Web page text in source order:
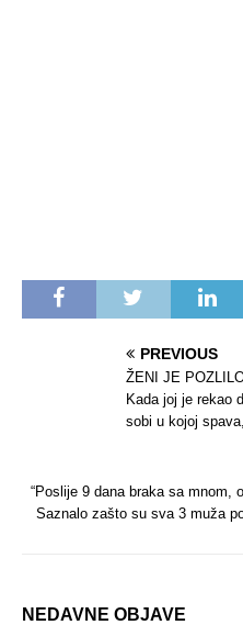
PREVIOUS
ŽENI JE
Kada joj je rekao
sobi u kojoj
“Poslije 9 dana braka sa mnom,
Saznalo zašto su sva 3 muža
NEDAVNE OBJAVE